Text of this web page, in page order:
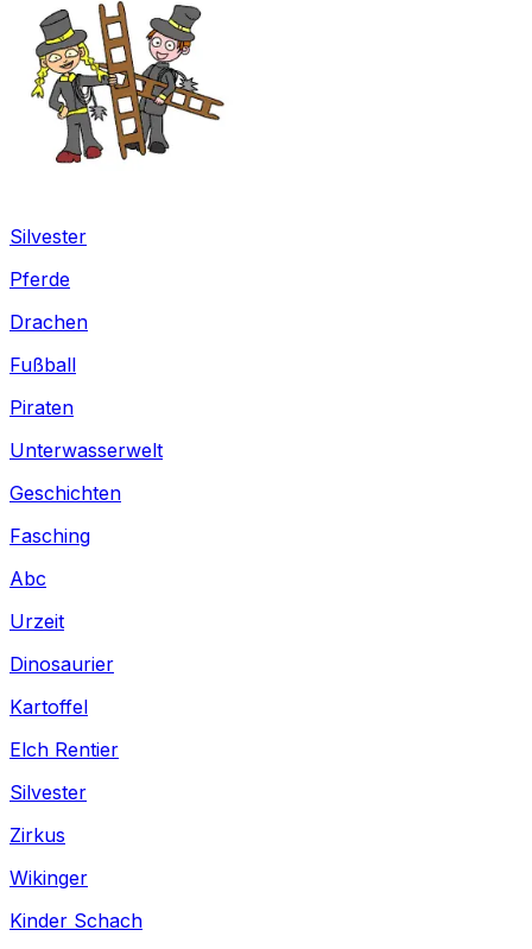
Silvester
Pferde
Drachen
Fußball
Piraten
Unterwasserwelt
Geschichten
Fasching
Abc
Urzeit
Dinosaurier
Kartoffel
Elch Rentier
Silvester
Zirkus
Wikinger
Kinder Schach